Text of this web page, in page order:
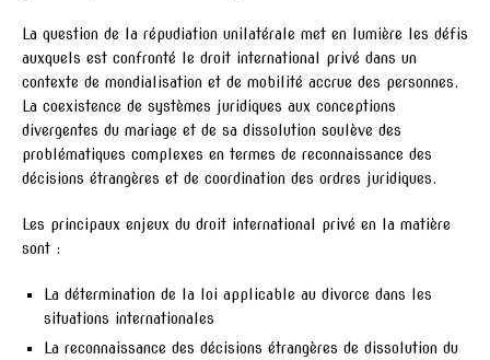
La question de la répudiation unilatérale met en lumière les défis
auxquels est confronté le droit international privé dans un
contexte de mondialisation et de mobilité accrue des personnes.
La coexistence de systèmes juridiques aux conceptions
divergentes du mariage et de sa dissolution soulève des
problématiques complexes en termes de reconnaissance des
décisions étrangères et de coordination des ordres juridiques.
Les principaux enjeux du droit international privé en la matière
sont :
La détermination de la loi applicable au divorce dans les
situations internationales
La reconnaissance des décisions étrangères de dissolution du